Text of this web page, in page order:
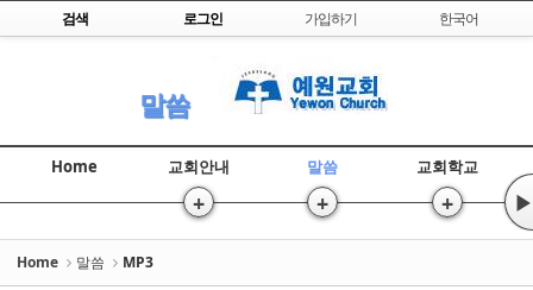
Skip to content
검색 로그인 가입하기 한국어
말씀
Home 교회안내
+
말씀
+
교회학교
+ ▶
Home 말씀 MP3
Sketchbook5, 스케치북5
Sketchbook5, 스케치북5